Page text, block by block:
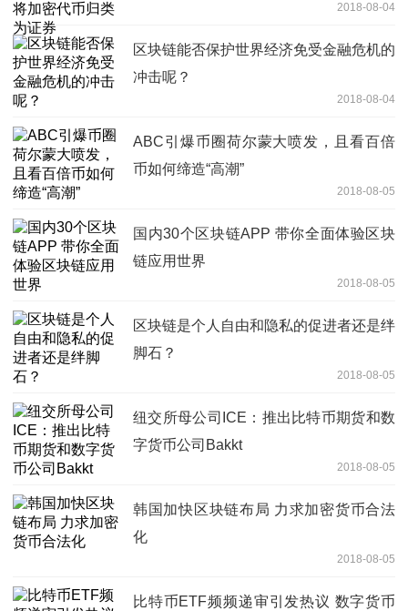
2018-08-04
区块链能否保护世界经济免受金融危机的
冲击呢？
2018-08-04
ABC引爆币圈荷尔蒙大喷发，且看百倍
币如何缔造“高潮”
2018-08-05
国内30个区块链APP 带你全面体验区块
链应用世界
2018-08-05
区块链是个人自由和隐私的促进者还是绊
脚石？
2018-08-05
纽交所母公司ICE：推出比特币期货和数
字货币公司Bakkt
2018-08-05
韩国加快区块链布局 力求加密货币合法
化
2018-08-05
比特币ETF频频递审引发热议 数字货币